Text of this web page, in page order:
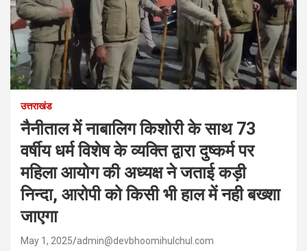
उत्तराखंड
नैनीताल में नाबालिग किशोरी के साथ 73
वर्षीय धर्म विशेष के व्यक्ति द्वारा दुष्कर्म पर
महिला आयोग की अध्यक्ष ने जताई कड़ी
निन्दा, आरोपी को किसी भी हाल में नही बख्शा
जाएगा
May 1, 2025 admin@devbhoomihulchul.com